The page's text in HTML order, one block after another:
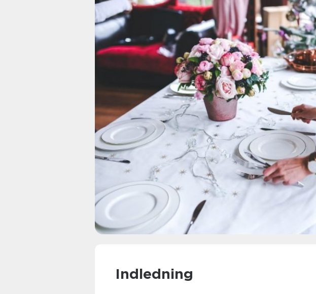
Indledning